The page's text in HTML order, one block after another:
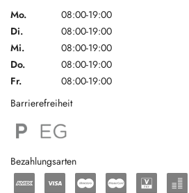
Mo.
08:00-19:00
Di.
08:00-19:00
Mi.
08:00-19:00
Do.
08:00-19:00
Fr.
08:00-19:00
Barrierefreiheit
Bezahlungsarten